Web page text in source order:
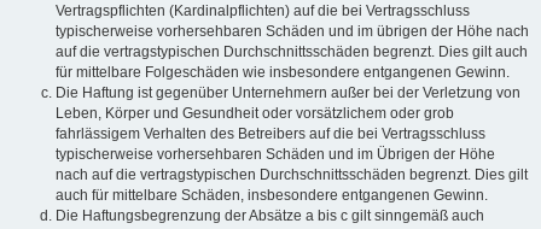
Vertragspflichten (Kardinalpflichten) auf die bei Vertragsschluss
typischerweise vorhersehbaren Schäden und im übrigen der Höhe nach
auf die vertragstypischen Durchschnittsschäden begrenzt. Dies gilt auch
für mittelbare Folgeschäden wie insbesondere entgangenen Gewinn.
Die Haftung ist gegenüber Unternehmern außer bei der Verletzung von
Leben, Körper und Gesundheit oder vorsätzlichem oder grob
fahrlässigem Verhalten des Betreibers auf die bei Vertragsschluss
typischerweise vorhersehbaren Schäden und im Übrigen der Höhe
nach auf die vertragstypischen Durchschnittsschäden begrenzt. Dies gilt
auch für mittelbare Schäden, insbesondere entgangenen Gewinn.
Die Haftungsbegrenzung der Absätze a bis c gilt sinngemäß auch